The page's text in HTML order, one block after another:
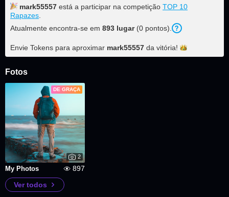
mark55557 está a participar na competição TOP 10
Rapazes
Atualmente encontra-se em 893 lugar(0 pontos).
Envie Tokens para aproximar mark55557 da vitória!
Fotos
DE GRAÇA
2
My Photos
897
Ver todos